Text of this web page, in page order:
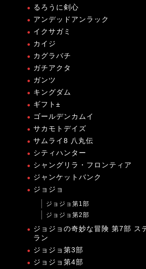
るろうに剣心
アンデッドアンラック
イクサガミ
カイジ
カグラバチ
ガチアクタ
ガンツ
キングダム
ギフト±
ゴールデンカムイ
サカモトデイズ
サムライ8 八丸伝
シティハンター
シャングリラ・フロンティア
ジャンケットバンク
ジョジョ
ジョジョ第1部
ジョジョ第2部
ジョジョの奇妙な冒険 第7部 ス
ラン
ジョジョ第3部
ジョジョ第4部